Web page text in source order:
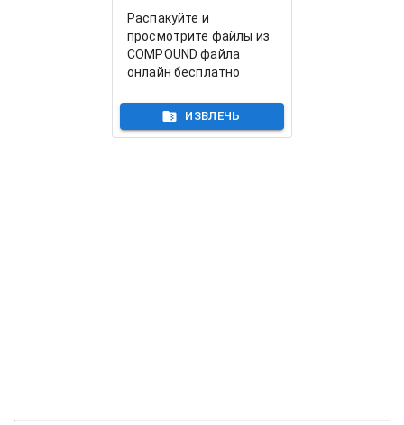
Распакуйте и
просмотрите файлы из
COMPOUND файла
онлайн бесплатно
ИЗВЛЕЧЬ